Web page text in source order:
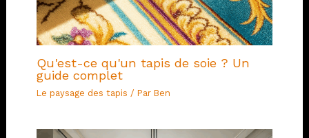
Qu'est-ce qu'un tapis de soie ? Un
guide complet
Le paysage des tapis / Par Ben